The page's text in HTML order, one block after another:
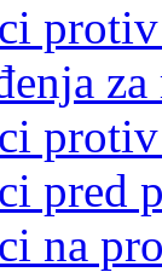
pred
na